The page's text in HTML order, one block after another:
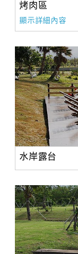
烤肉區
顯示詳細內容
水岸露台